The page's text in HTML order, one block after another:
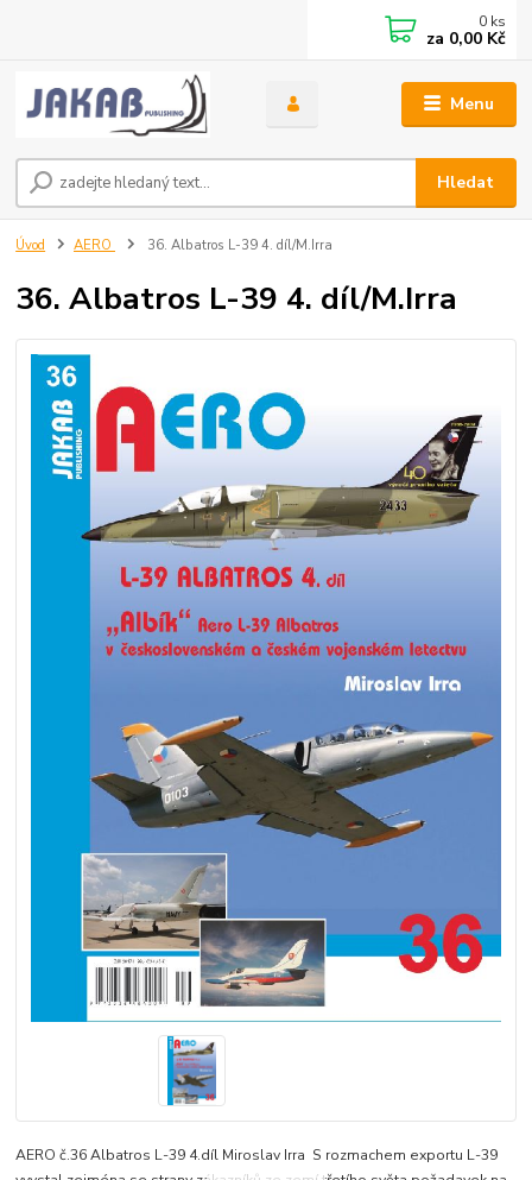
Menu
Hledat
0 ks
za 0,00 Kč
Úvod AERO 36. Albatros L-39 4. díl/M.Irra
36. Albatros L-39 4. díl/M.Irra
AERO č.36 Albatros L-39 4.díl Miroslav Irra S rozmachem exportu L-39